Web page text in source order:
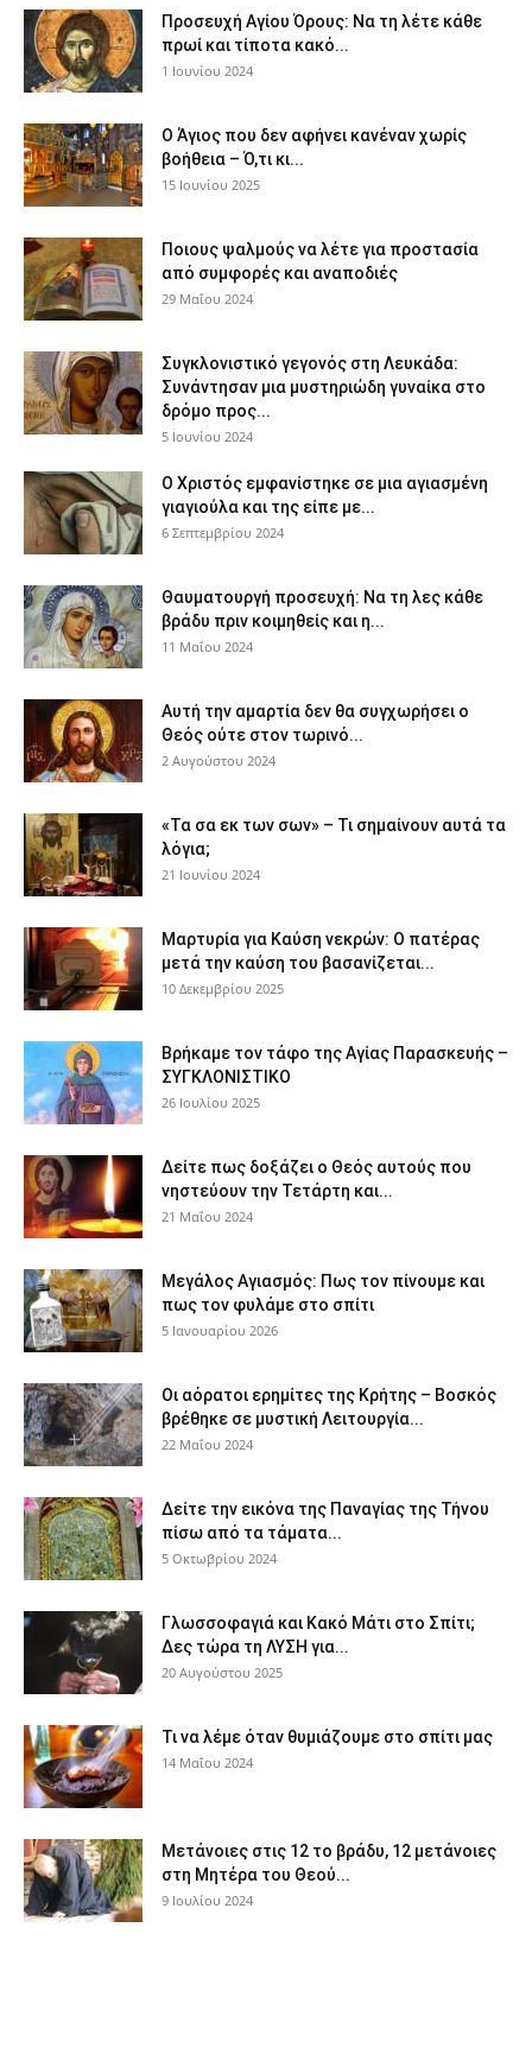
Προσευχή Αγίου Όρους: Να τη λέτε κάθε
πρωί και τίποτα κακό...
1 Ιουνίου 2024
Ο Άγιος που δεν αφήνει κανέναν χωρίς
βοήθεια – Ό,τι κι...
15 Ιουνίου 2025
Ποιους ψαλμούς να λέτε για προστασία
από συμφορές και αναποδιές
29 Μαΐου 2024
Συγκλονιστικό γεγονός στη Λευκάδα:
Συνάντησαν μια μυστηριώδη γυναίκα στο
δρόμο προς...
5 Ιουνίου 2024
Ο Χριστός εμφανίστηκε σε μια αγιασμένη
γιαγιούλα και της είπε με...
6 Σεπτεμβρίου 2024
Θαυματουργή προσευχή: Να τη λες κάθε
βράδυ πριν κοιμηθείς και η...
11 Μαΐου 2024
Αυτή την αμαρτία δεν θα συγχωρήσει ο
Θεός ούτε στον τωρινό...
2 Αυγούστου 2024
«Τα σα εκ των σων» – Τι σημαίνουν αυτά τα
λόγια;
21 Ιουνίου 2024
Μαρτυρία για Καύση νεκρών: Ο πατέρας
μετά την καύση του βασανίζεται...
10 Δεκεμβρίου 2025
Βρήκαμε τον τάφο της Αγίας Παρασκευής –
ΣΥΓΚΛΟΝΙΣΤΙΚΟ
26 Ιουλίου 2025
Δείτε πως δοξάζει ο Θεός αυτούς που
νηστεύουν την Τετάρτη και...
21 Μαΐου 2024
Μεγάλος Αγιασμός: Πως τον πίνουμε και
πως τον φυλάμε στο σπίτι
5 Ιανουαρίου 2026
Οι αόρατοι ερημίτες της Κρήτης – Βοσκός
βρέθηκε σε μυστική Λειτουργία...
22 Μαΐου 2024
Δείτε την εικόνα της Παναγίας της Τήνου
πίσω από τα τάματα...
5 Οκτωβρίου 2024
Γλωσσοφαγιά και Κακό Μάτι στο Σπίτι;
Δες τώρα τη ΛΥΣΗ για...
20 Αυγούστου 2025
Τι να λέμε όταν θυμιάζουμε στο σπίτι μας
14 Μαΐου 2024
Μετάνοιες στις 12 το βράδυ, 12 μετάνοιες
στη Μητέρα του Θεού...
9 Ιουλίου 2024